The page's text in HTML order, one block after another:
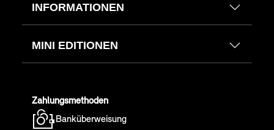
INFORMATIONEN
MINI EDITIONEN
Zahlungsmethoden
Banküberweisung